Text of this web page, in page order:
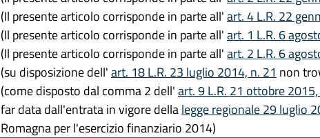
(Il presente articolo corrisponde in parte all'art. 4 L.R. 22
(Il presente articolo corrisponde in parte all'art. 1 L.R. 6
(Il presente articolo corrisponde in parte all'art. 2 L.R. 6
(su disposizione dell'art. 18 L.R. 23 luglio 2014, n. 21 non
(come disposto dal comma 2 dell'art. 9 L.R. 21 ottobre
far data dall'entrata in vigore dellalegge regionale 29 luglio
Romagna per l'esercizio finanziario 2014)